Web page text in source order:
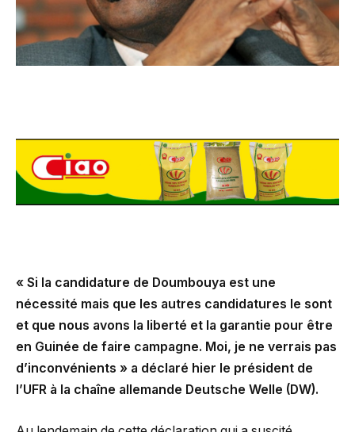
« Si la candidature de Doumbouya est une
nécessité mais que les autres candidatures le sont
et que nous avons la liberté et la garantie pour être
en Guinée de faire campagne. Moi, je ne verrais pas
d’inconvénients » a déclaré hier le président de
l’UFR à la chaîne allemande Deutsche Welle (DW).